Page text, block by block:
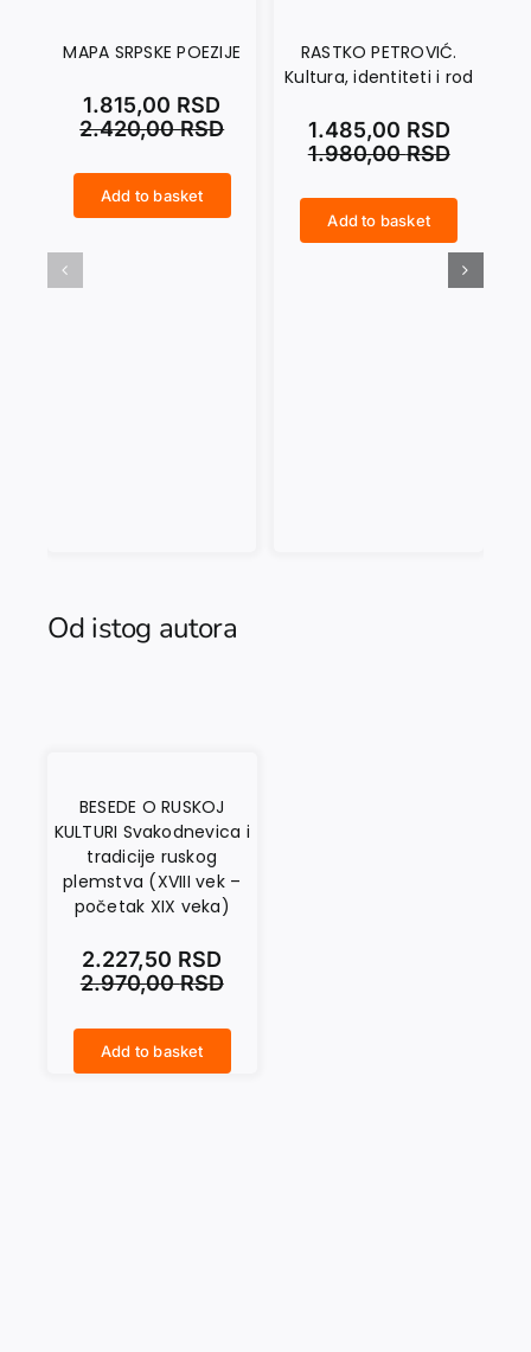
MAPA SRPSKE POEZIJE
2.420,00RSD
1.815,00 RSD
Add to basket
RASTKO PETROVIĆ.
Kultura, identiteti i rod
1.980,00RSD
1.485,00 RSD
Add to basket
Od istog autora
BESEDE O RUSKOJ
KULTURI Svakodnevica i
tradicije ruskog
plemstva (XVIII vek –
početak XIX veka)
2.970,00RSD
2.227,50 RSD
Add to basket